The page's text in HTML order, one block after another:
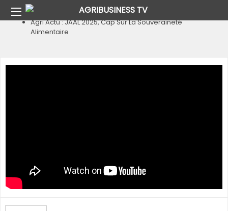
Agri Actu
Agri Actu : JAAL 2025, Cap Sur La Souveraineté
Alimentaire